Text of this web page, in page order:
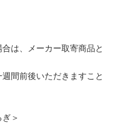
は、メーカー取寄商品と
間前後いただきますこと
＞